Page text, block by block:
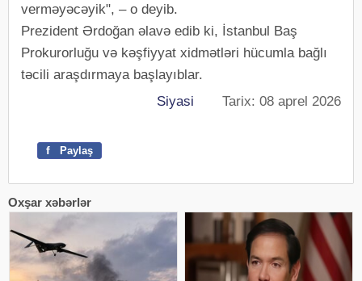
verməyəcəyik", – o deyib.
Prezident Ərdoğan əlavə edib ki, İstanbul Baş
Prokurorluğu və kəşfiyyat xidmətləri hücumla bağlı
təcili araşdırmaya başlayıblar.
Siyasi Tarix: 08 aprel 2026
f Paylaş
Oxşar xəbərlər